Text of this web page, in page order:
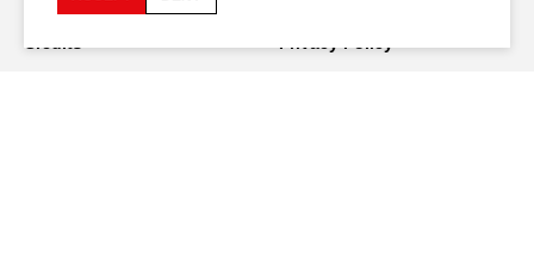
Credits Privacy Policy